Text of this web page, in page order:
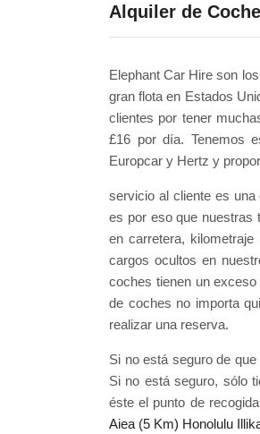
Alquiler de
Elephant Car Hire son
gran flota en Estados
clientes por tener
£16 por día. Tenemos
Europcar y Hertz y
servicio al cliente es
es por eso que nuestras
en carretera,
cargos ocultos en
coches tienen un
de coches no importa
realizar una reserva.
Si no está seguro de
Si no está seguro, sólo
éste el punto de
Aiea (5 Km) Honolulu